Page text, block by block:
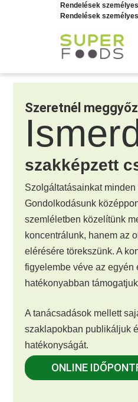
Rendelések
Rendelések
Szeretnél
szakképzett
Szolgáltatásainkat
Gondolkodásunk
szemléletben közelítünk
koncentrálunk, hanem az
elérésére törekszünk. A
figyelembe véve az egyén
hatékonyabban
A tanácsadások mellett
szaklapokban publikáljuk
hatékonyságát.
ONLINE